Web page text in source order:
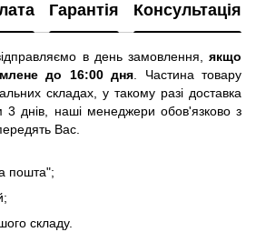
Гарантія Консультація
в день замовлення, якщо
до 16:00 дня . Частина товару
складах, у такому разі доставка
3 днів, наші менеджери обов'язково з
Вас.
пошта";
складу.